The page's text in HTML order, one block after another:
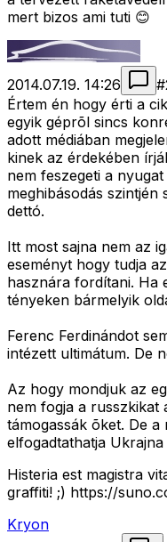
mert bizos ami tuti 😊
2014.07.19. 14:26 #
Értem én hogy érti a
egyik géprõl sincs
adott médiában
kinek az érdekében
nem feszegeti a
meghibásodás szintjén
dettó.
Itt most sajna nem az
eseményt hogy tudja
hasznára fordítani. Ha
tényeken bármelyik
Ferenc Ferdinándot
intézett ultimátum. De
Az hogy mondjuk az
nem fogja a russzkikat
támogassák õket. De
elfogadtathatja
Histeria est magistra
graffiti! ;) https://
Kryon